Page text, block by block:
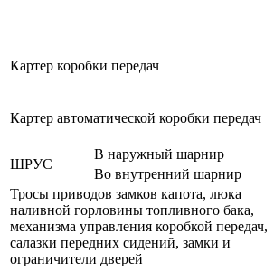
Картер коробки передач
Картер автоматической коробки передач
ШРУС
В наружный шарнир
Во внутренний шарнир
Тросы приводов замков капота, люка
наливной горловины топливного бака,
механизма управления коробкой передач,
салазки передних сидений, замки и
ограничители дверей